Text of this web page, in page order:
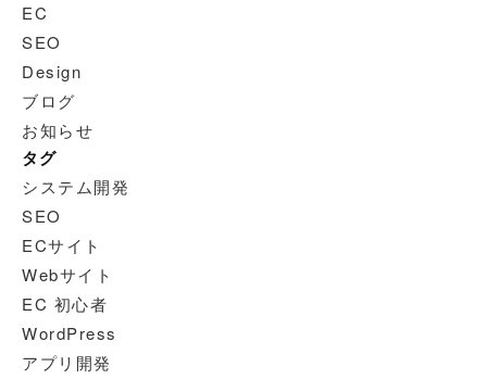
EC
SEO
Design
ブログ
お知らせ
タグ
システム開発
SEO
ECサイト
Webサイト
EC 初心者
WordPress
アプリ開発